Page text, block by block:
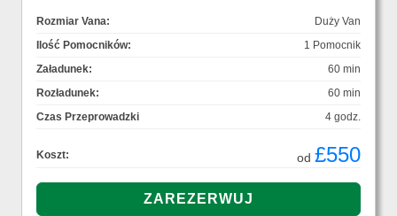
Rozmiar Vana:
Duży Van
Ilość Pomocników:
1 Pomocnik
Załadunek:
60 min
Rozładunek:
60 min
Czas Przeprowadzki
4 godz.
Koszt: od £550